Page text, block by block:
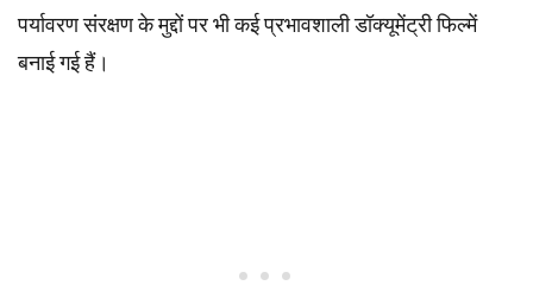
पर्यावरण संरक्षण के मुद्दों पर भी कई प्रभावशाली डॉक्यूमेंट्री फिल्में
बनाई गई हैं।